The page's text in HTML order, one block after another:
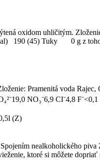
oxidom uhličitým.
190 (45) Tuky 0 g z
Pramenitá voda
NO₃⁻6,9 CI⁻4,8
(Z)
nealkoholického
ktoré si môžete